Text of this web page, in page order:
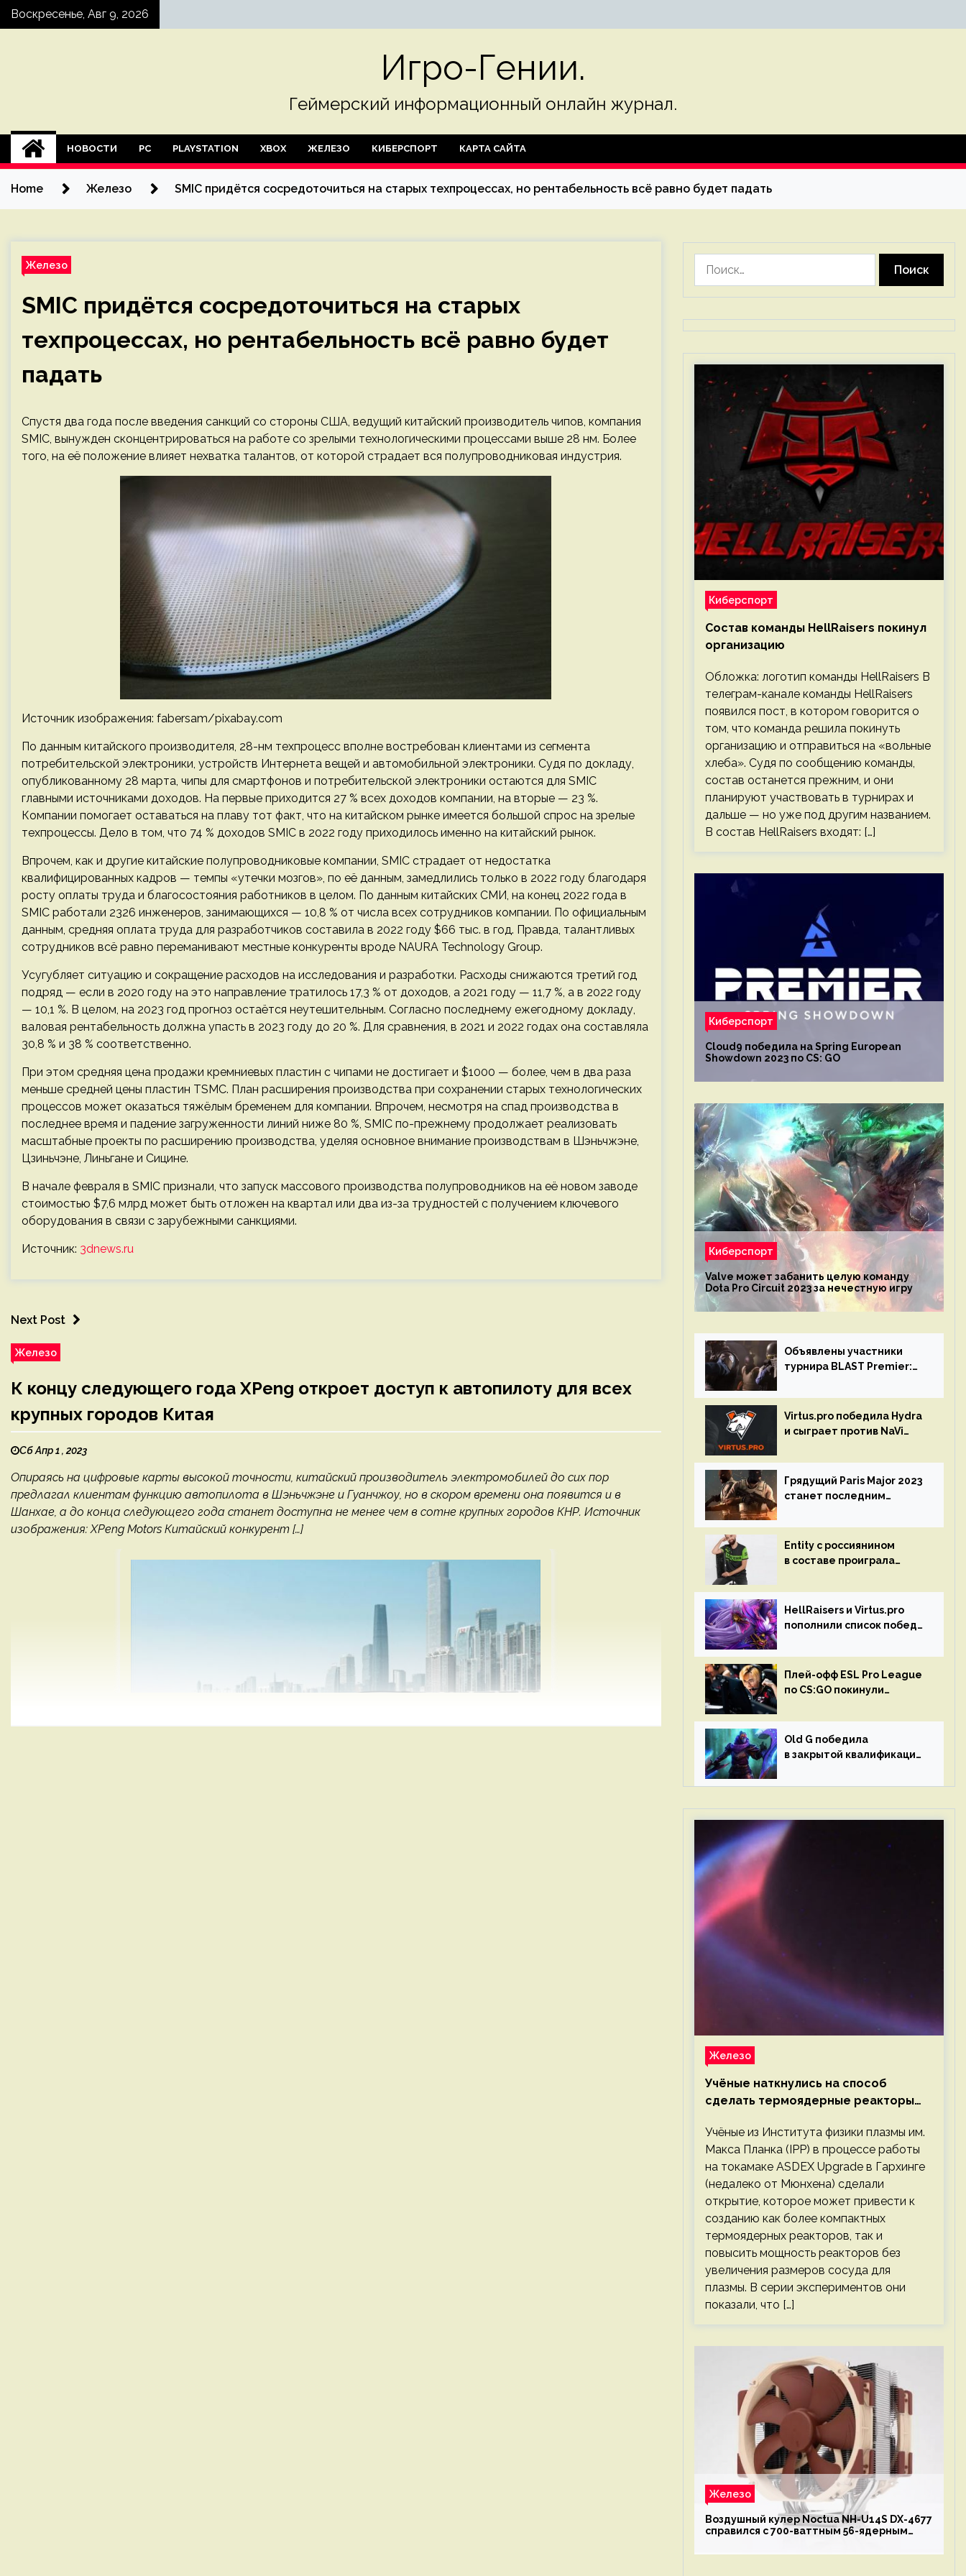
SkipВоскресенье, Авг 9, 2026
Игро-Гении.
Геймерский информационный онлайн журнал.
НОВОСТИ PC PLAYSTATION XBOX ЖЕЛЕЗО КИБЕРСПОРТ КАРТА САЙТА
Home Железо SMIC придётся сосредоточиться на старых техпроцессах, но рентабельность всё равно будет падать
Железо
SMIC придётся сосредоточиться на старых
техпроцессах, но рентабельность всё равно будет
падать
Спустя два года после введения санкций со стороны США, ведущий китайский производитель чипов, компания
SMIC, вынужден сконцентрироваться на работе со зрелыми технологическими процессами выше 28 нм. Более
того, на её положение влияет нехватка талантов, от которой страдает вся полупроводниковая индустрия.
Источник изображения: fabersam/pixabay.com
По данным китайского производителя, 28-нм техпроцесс вполне востребован клиентами из сегмента
потребительской электроники, устройств Интернета вещей и автомобильной электроники. Судя по докладу,
опубликованному 28 марта, чипы для смартфонов и потребительской электроники остаются для SMIC
главными источниками доходов. На первые приходится 27 % всех доходов компании, на вторые — 23 %.
Компании помогает оставаться на плаву тот факт, что на китайском рынке имеется большой спрос на зрелые
техпроцессы. Дело в том, что 74 % доходов SMIC в 2022 году приходилось именно на китайский рынок.
Впрочем, как и другие китайские полупроводниковые компании, SMIC страдает от недостатка
квалифицированных кадров — темпы «утечки мозгов», по её данным, замедлились только в 2022 году благодаря
росту оплаты труда и благосостояния работников в целом. По данным китайских СМИ, на конец 2022 года в
SMIC работали 2326 инженеров, занимающихся — 10,8 % от числа всех сотрудников компании. По официальным
данным, средняя оплата труда для разработчиков составила в 2022 году $66 тыс. в год. Правда, талантливых
сотрудников всё равно переманивают местные конкуренты вроде NAURA Technology Group.
Усугубляет ситуацию и сокращение расходов на исследования и разработки. Расходы снижаются третий год
подряд — если в 2020 году на это направление тратилось 17,3 % от доходов, а 2021 году — 11,7 %, а в 2022 году
— 10,1 %. В целом, на 2023 год прогноз остаётся неутешительным. Согласно последнему ежегодному докладу,
валовая рентабельность должна упасть в 2023 году до 20 %. Для сравнения, в 2021 и 2022 годах она составляла
30,8 % и 38 % соответственно.
При этом средняя цена продажи кремниевых пластин с чипами не достигает и $1000 — более, чем в два раза
меньше средней цены пластин TSMC. План расширения производства при сохранении старых технологических
процессов может оказаться тяжёлым бременем для компании. Впрочем, несмотря на спад производства в
последнее время и падение загруженности линий ниже 80 %, SMIC по-прежнему продолжает реализовать
масштабные проекты по расширению производства, уделяя основное внимание производствам в Шэньчжэне,
Цзиньчэне, Линьгане и Сицине.
В начале февраля в SMIC признали, что запуск массового производства полупроводников на её новом заводе
стоимостью $7,6 млрд может быть отложен на квартал или два из-за трудностей с получением ключевого
оборудования в связи с зарубежными санкциями.
Источник: 3dnews.ru
Next Post
Железо
К концу следующего года XPeng откроет доступ к автопилоту для всех
крупных городов Китая
Сб Апр 1 , 2023
Опираясь на цифровые карты высокой точности, китайский производитель электромобилей до сих пор
предлагал клиентам функцию автопилота в Шэньчжэне и Гуанчжоу, но в скором времени она появится и в
Шанхае, а до конца следующего года станет доступна не менее чем в сотне крупных городов КНР. Источник
изображения: XPeng Motors Китайский конкурент […]
Киберспорт
Состав команды HellRaisers покинул
организацию
Обложка: логотип команды HellRaisers В
телеграм-канале команды HellRaisers
появился пост, в котором говорится о
том, что команда решила покинуть
организацию и отправиться на «вольные
хлеба». Судя по сообщению команды,
состав останется прежним, и они
планируют участвовать в турнирах и
дальше — но уже под другим названием.
В состав HellRaisers входят: […]
Киберспорт
Cloud9 победила на Spring European
Showdown 2023 по CS: GO
Киберспорт
Valve может забанить целую команду
Dota Pro Circuit 2023 за нечестную игру
Объявлены участники
турнира BLAST Premier:
Virtus.pro победила Hydra
и сыграет против NaVi
Circuit
Грядущий Paris Major 2023
станет последним
GO
Entity с россиянином
в составе проиграла
Circuit 2023
HellRaisers и Virtus.pro
пополнили список побед
Плей-офф ESL Pro League
по CS:GO покинули
Old G победила
в закрытой квалификации
Западной Европы
Железо
Учёные наткнулись на способ
сделать термоядерные реакторы
Учёные из Института физики плазмы им.
Макса Планка (IPP) в процессе работы
на токамаке ASDEX Upgrade в Гархинге
(недалеко от Мюнхена) сделали
открытие, которое может привести к
созданию как более компактных
термоядерных реакторов, так и
повысить мощность реакторов без
увеличения размеров сосуда для
плазмы. В серии экспериментов они
показали, что […]
Железо
Воздушный кулер Noctua NH-U14S DX-4677
справился с 700-ваттным 56-ядерным